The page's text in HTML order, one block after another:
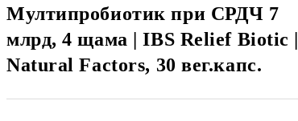
Мултипробиотик при СРДЧ 7
млрд, 4 щама | IBS Relief Biotic |
Natural Factors, 30 вег.капс.